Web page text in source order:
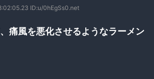
ID:u/0hEgSs0.net
痛風を悪化させるようなラーメン